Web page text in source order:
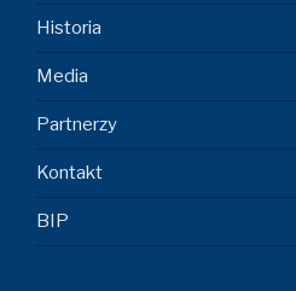
Historia
Media
Partnerzy
Kontakt
BIP